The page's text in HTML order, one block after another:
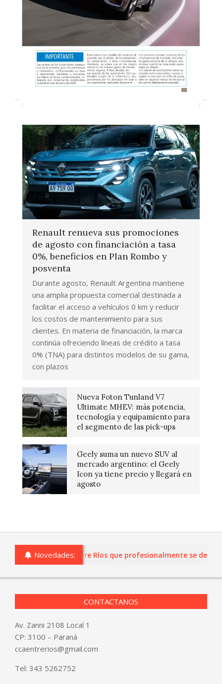
Renault renueva sus promociones
de agosto con financiación a tasa
0%, beneficios en Plan Rombo y
posventa
Durante agosto, Renault Argentina mantiene
una amplia propuesta comercial destinada a
facilitar el acceso a vehículos 0 km y reducir
los costos de mantenimiento para sus
clientes. En materia de financiación, la marca
continúa ofreciendo líneas de crédito a tasa
0% (TNA) para distintos modelos de su gama,
con plazos
Nueva Foton Tunland V7
Ultimate MHEV: más potencia,
tecnología y equipamiento para
el segmento de las pick-ups
Geely suma un nuevo SUV al
mercado argentino: el Geely
Icon ya tiene precio y llegará en
agosto
Novedades:
o comercios de Entre Ríos que profesionalmente se
CONTACTANOS
Av. Zanni 2108 Local 1
CP: 3100 – Paraná
ccaentrerios@gmail.com
Tel: 343 5262752